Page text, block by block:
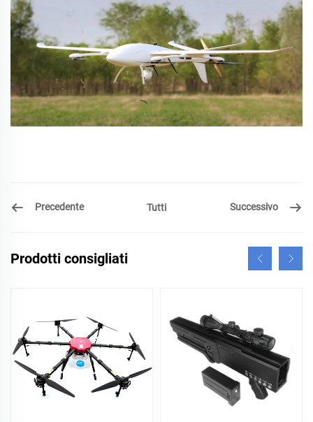
Precedente Tutti Successivo
Prodotti consigliati